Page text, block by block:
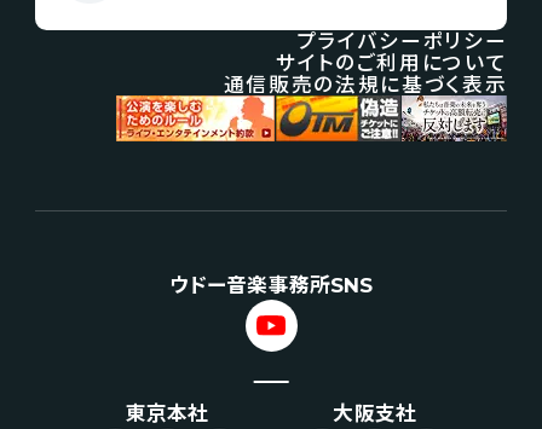
プライバシーポリシー
サイトのご利用について
通信販売の法規に基づく表示
ウドー音楽事務所SNS
東京本社 大阪支社